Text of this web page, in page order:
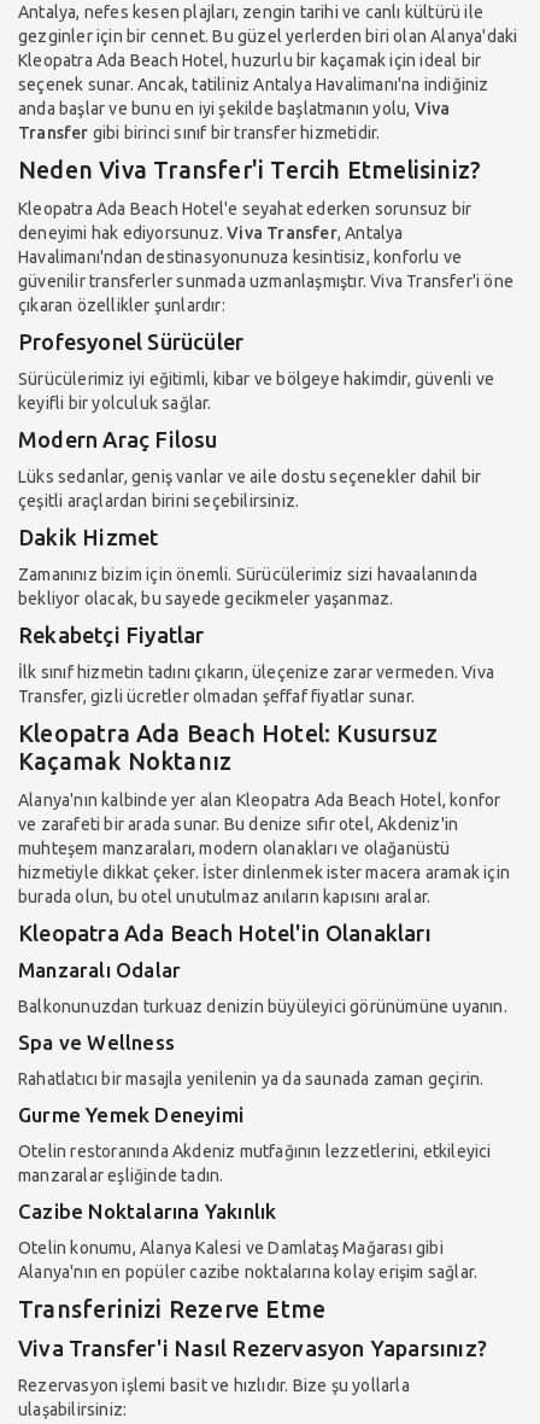
Antalya, nefes kesen plajları, zengin tarihi ve canlı kültürü ile
gezginler için bir cennet. Bu güzel yerlerden biri olan Alanya'daki
Kleopatra Ada Beach Hotel, huzurlu bir kaçamak için ideal bir
seçenek sunar. Ancak, tatiliniz Antalya Havalimanı'na indiğiniz
anda başlar ve bunu en iyi şekilde başlatmanın yolu, Viva
Transfer gibi birinci sınıf bir transfer hizmetidir.
Neden Viva Transfer'i Tercih Etmelisiniz?
Kleopatra Ada Beach Hotel'e seyahat ederken sorunsuz bir
deneyimi hak ediyorsunuz.Viva Transfer, Antalya
Havalimanı'ndan destinasyonunuza kesintisiz, konforlu ve
güvenilir transferler sunmada uzmanlaşmıştır. Viva Transfer'i öne
çıkaran özellikler şunlardır:
Profesyonel Sürücüler
Sürücülerimiz iyi eğitimli, kibar ve bölgeye hakimdir, güvenli ve
keyifli bir yolculuk sağlar.
Modern Araç Filosu
Lüks sedanlar, geniş vanlar ve aile dostu seçenekler dahil bir
çeşitli araçlardan birini seçebilirsiniz.
Dakik Hizmet
Zamanınız bizim için önemli. Sürücülerimiz sizi havaalanında
bekliyor olacak, bu sayede gecikmeler yaşanmaz.
Rekabetçi Fiyatlar
İlk sınıf hizmetin tadını çıkarın, üleçenize zarar vermeden. Viva
Transfer, gizli ücretler olmadan şeffaf fiyatlar sunar.
Kleopatra Ada Beach Hotel: Kusursuz
Kaçamak Noktanız
Alanya'nın kalbinde yer alan Kleopatra Ada Beach Hotel, konfor
ve zarafeti bir arada sunar. Bu denize sıfır otel, Akdeniz'in
muhteşem manzaraları, modern olanakları ve olağanüstü
hizmetiyle dikkat çeker. İster dinlenmek ister macera aramak için
burada olun, bu otel unutulmaz anıların kapısını aralar.
Kleopatra Ada Beach Hotel'in Olanakları
Manzaralı Odalar
Balkonunuzdan turkuaz denizin büyüleyici görünümüne uyanın.
Spa ve Wellness
Rahatlatıcı bir masajla yenilenin ya da saunada zaman geçirin.
Gurme Yemek Deneyimi
Otelin restoranında Akdeniz mutfağının lezzetlerini, etkileyici
manzaralar eşliğinde tadın.
Cazibe Noktalarına Yakınlık
Otelin konumu, Alanya Kalesi ve Damlataş Mağarası gibi
Alanya'nın en popüler cazibe noktalarına kolay erişim sağlar.
Transferinizi Rezerve Etme
Viva Transfer'i Nasıl Rezervasyon Yaparsınız?
Rezervasyon işlemi basit ve hızlıdır. Bize şu yollarla
ulaşabilirsiniz: